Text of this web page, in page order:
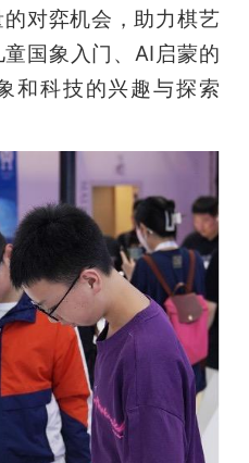
对弈机会，助力棋艺
国象入门、AI启蒙的
和科技的兴趣与探索